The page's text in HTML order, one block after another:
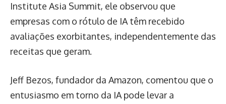
Institute Asia Summit, ele observou que
empresas com o rótulo de IA têm recebido
avaliações exorbitantes, independentemente das
receitas que geram.
Jeff Bezos, fundador da Amazon, comentou que o
entusiasmo em torno da IA pode levar a